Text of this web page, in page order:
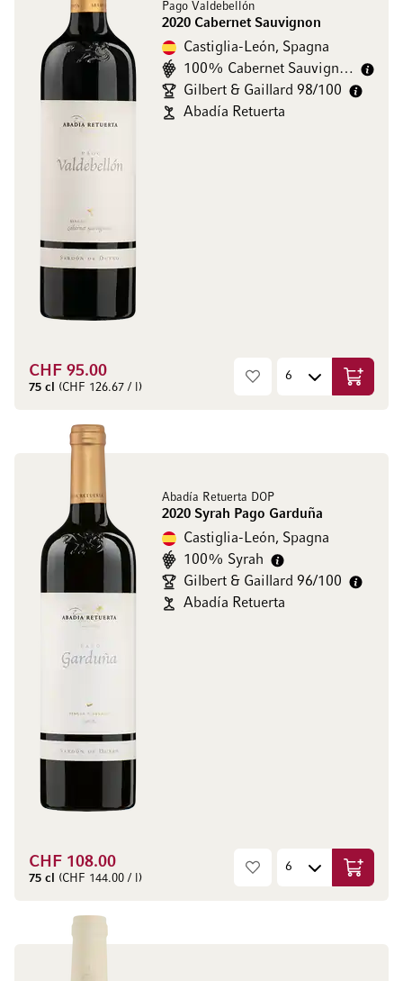
Pago Valdebellón
2020 Cabernet Sauvignon
Castiglia-León, Spagna
100% Cabernet Sauvignon
Gilbert & Gaillard 98/100
Abadía Retuerta
CHF 95.00
75 cl (CHF 126.67 / l)
Abadía Retuerta DOP
2020 Syrah Pago Garduña
Castiglia-León, Spagna
100% Syrah
Gilbert & Gaillard 96/100
Abadía Retuerta
CHF 108.00
75 cl (CHF 144.00 / l)